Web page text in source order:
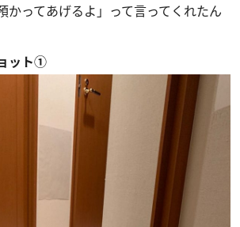
かってあげるよ」って言ってくれたん
ット①